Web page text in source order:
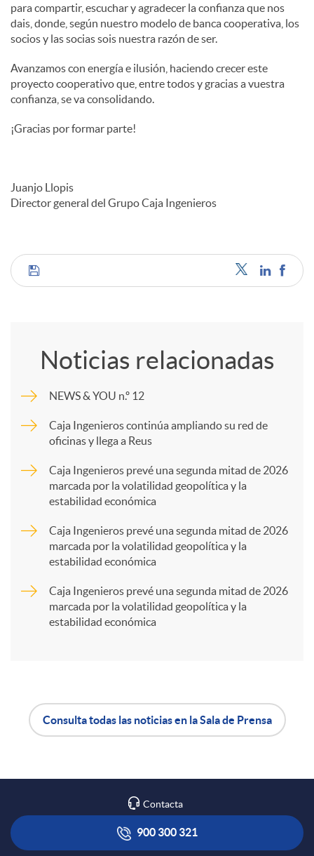
para compartir, escuchar y agradecer la confianza que nos
dais, donde, según nuestro modelo de banca cooperativa, los
socios y las socias sois nuestra razón de ser.
Avanzamos con energía e ilusión, haciendo crecer este
proyecto cooperativo que, entre todos y gracias a vuestra
confianza, se va consolidando.
¡Gracias por formar parte!
Juanjo Llopis
Director general del Grupo Caja Ingenieros
C
p
a
R
e
Noticias relacionadas
NEWS & YOU n.º 12
Caja Ingenieros continúa ampliando su red de
oficinas y llega a Reus
Caja Ingenieros prevé una segunda mitad de 2026
marcada por la volatilidad geopolítica y la
estabilidad económica
Caja Ingenieros prevé una segunda mitad de 2026
marcada por la volatilidad geopolítica y la
estabilidad económica
Caja Ingenieros prevé una segunda mitad de 2026
marcada por la volatilidad geopolítica y la
estabilidad económica
A
p
l
o
t
Consulta todas las noticias en la Sala de Prensa
Contacta
900 300 321